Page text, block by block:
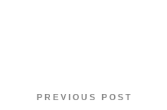
PREVIOUS POST